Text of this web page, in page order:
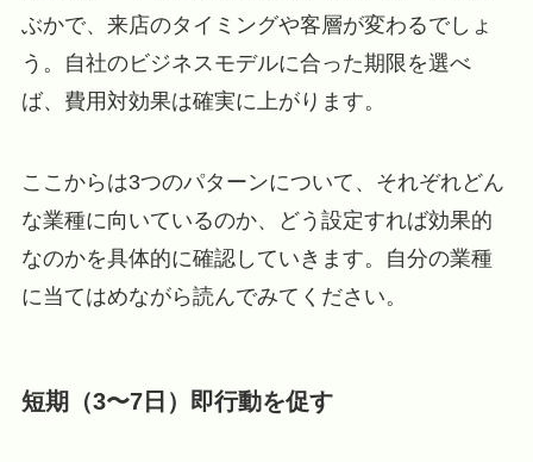
ぶかで、来店のタイミングや客層が変わるでしょ
う。自社のビジネスモデルに合った期限を選べ
ば、費用対効果は確実に上がります。
ここからは3つのパターンについて、それぞれどん
な業種に向いているのか、どう設定すれば効果的
なのかを具体的に確認していきます。自分の業種
に当てはめながら読んでみてください。
短期（3〜7日）即行動を促す